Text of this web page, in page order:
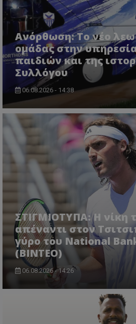
Ανόρθωση: Το νέο
ομάδας στην
παιδιών και της
Συλλόγου
06.08.2026 - 14:38
ΣΤΙΓΜΙΟΤΥΠΑ: Η νίκη
απέναντι στον
γύρο του National
(ΒΙΝΤΕΟ)
06.08.2026 - 14:26